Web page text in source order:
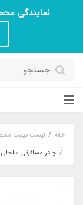
نمایندگی
خانه لیست قیمت
چادر مسافرتی